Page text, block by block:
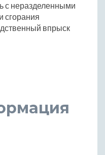
с неразделенными
сгорания
впрыск